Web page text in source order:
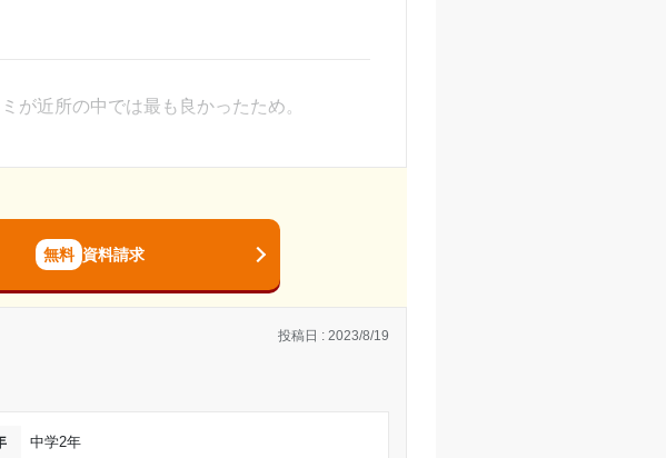
、詳しくは塾にお問い合わせください。
のことも教えてくれたりした。
)
が近所の中では最も良かったため。
く感じた。また授業もこちらの質問に講師
無料 資料請求
投稿日 : 2023/8/19
中学2年